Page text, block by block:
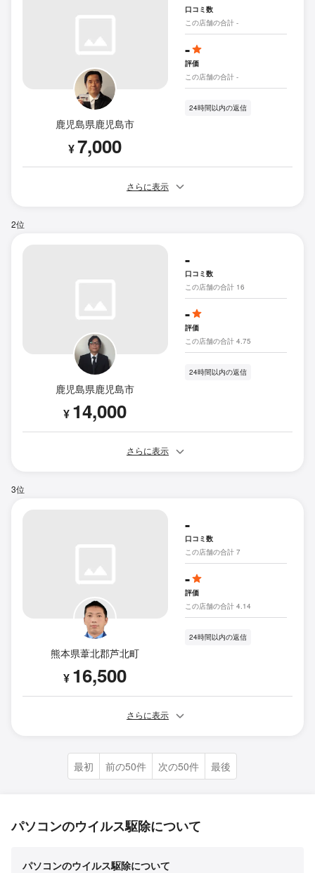
鹿児島県鹿児島市
¥7,000
口コミ数
この店舗の合計 -
-
評価
この店舗の合計 -
24時間以内の返信
さらに表示
2位
鹿児島県鹿児島市
¥ 14,000
-
口コミ数
この店舗の合計 16
-
評価
この店舗の合計 4.75
24時間以内の返信
さらに表示
3位
熊本県葦北郡芦北町
¥ 16,500
-
口コミ数
この店舗の合計 7
-
評価
この店舗の合計 4.14
24時間以内の返信
さらに表示
最初 前の50件 次の50件 最後
パソコンのウイルス駆除について
パソコンのウイルス駆除について